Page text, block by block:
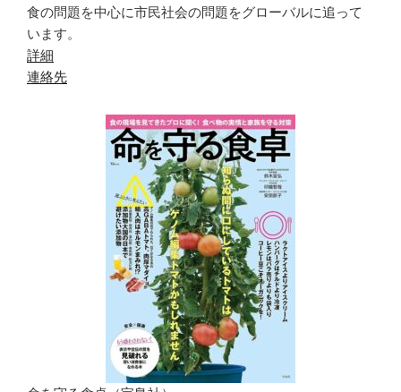
食の問題を中心に市民社会の問題をグローバルに追って
います。
詳細
連絡先